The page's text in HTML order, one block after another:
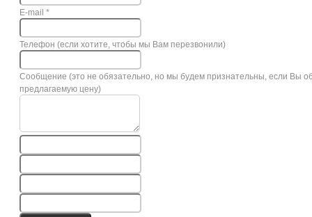
E-mail *
Телефон (если хотите, чтобы мы Вам перезвонили)
Сообщение (это не обязательно, но мы будем признательны, если Вы
предлагаемую цену)